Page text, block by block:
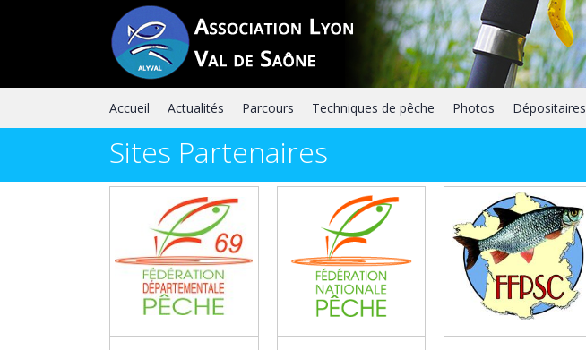
Accueil Actualités Parcours Techniques de pêche Photos Dépositaires
Sites Partenaires